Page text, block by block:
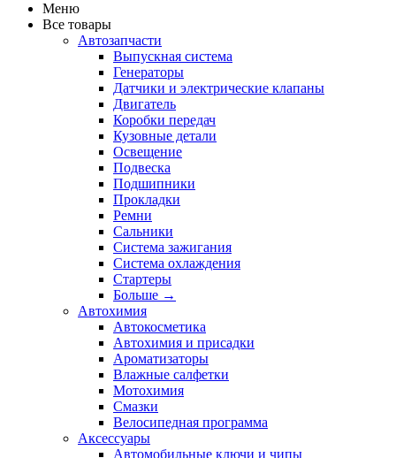
Меню
Все товары
Автозапчасти
Выпускная система
Генераторы
Датчики и электрические клапаны
Двигатель
Коробки передач
Кузовные детали
Освещение
Подвеска
Подшипники
Прокладки
Ремни
Сальники
Система зажигания
Система охлаждения
Стартеры
Больше →
Автохимия
Автокосметика
Автохимия и присадки
Ароматизаторы
Влажные салфетки
Мотохимия
Смазки
Велосипедная программа
Аксессуары
Автомобильные ключи и чипы